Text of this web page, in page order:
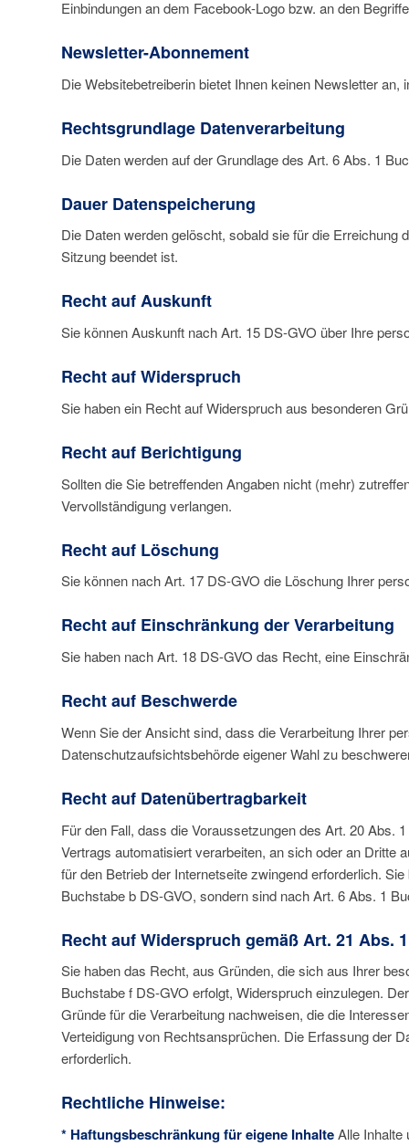
Einbindungen an dem Facebook-Logo bzw. an den
Newsletter-Abonnement
Die Websitebetreiberin bietet Ihnen keinen Newsletter
Rechtsgrundlage Datenverarbeitung
Die Daten werden auf der Grundlage des Art. 6 Abs. 1
Dauer Datenspeicherung
Die Daten werden gelöscht, sobald sie für die
Sitzung beendet ist.
Recht auf Auskunft
Sie können Auskunft nach Art. 15 DS-GVO über Ihre
Recht auf Widerspruch
Sie haben ein Recht auf Widerspruch aus besonderen
Recht auf Berichtigung
Sollten die Sie betreffenden Angaben nicht (mehr)
Vervollständigung verlangen.
Recht auf Löschung
Sie können nach Art. 17 DS-GVO die Löschung Ihrer
Recht auf Einschränkung der Verarbeitung
Sie haben nach Art. 18 DS-GVO das Recht, eine
Recht auf Beschwerde
Wenn Sie der Ansicht sind, dass die Verarbeitung Ihrer
Datenschutzaufsichtsbehörde eigener Wahl zu
Recht auf Datenübertragbarkeit
Für den Fall, dass die Voraussetzungen des Art. 20 Abs.
Vertrags automatisiert verarbeiten, an sich oder an Dritte
für den Betrieb der Internetseite zwingend erforderlich.
Buchstabe b DS-GVO, sondern sind nach Art. 6 Abs. 1
Recht auf Widerspruch gemäß Art. 21 Abs. 1
Sie haben das Recht, aus Gründen, die sich aus Ihrer
Buchstabe f DS-GVO erfolgt, Widerspruch einzulegen.
Gründe für die Verarbeitung nachweisen, die die
Verteidigung von Rechtsansprüchen. Die Erfassung der
erforderlich.
Rechtliche Hinweise:
* Haftungsbeschränkung für eigene InhalteAlle Inhalte